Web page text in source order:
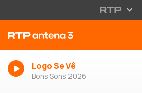
Logo Se Vê
Bons Sons 2026